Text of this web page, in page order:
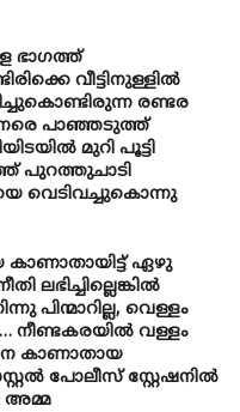
ഭാ​ഗത്ത്
വീട്ടിനുള്ളിൽ
രണ്ടര
പാഞ്ഞടുത്ത്
മുറി പൂട്ടി
പുറത്തുചാടി
വെടിവച്ചുകൊന്നു
ഏഴു
ലഭിച്ചില്ലെങ്കിൽ
പിന്മാറില്ല, വെള്ളം
നീണ്ടകരയിൽ വള്ളം
കാണാതായ
പോലീസ് സ്റ്റേഷനിൽ
അമ്മ